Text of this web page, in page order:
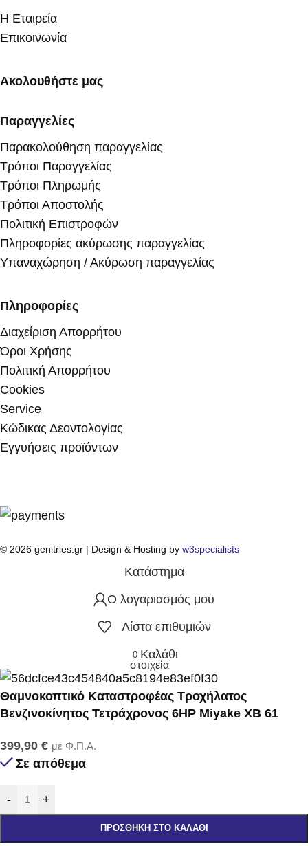
Η Εταιρεία
Επικοινωνία
Ακολουθήστε μας
Παραγγελίες
Παρακολούθηση παραγγελίας
Τρόποι Παραγγελίας
Τρόποι Πληρωμής
Τρόποι Αποστολής
Πολιτική Επιστροφών
Πληροφορίες ακύρωσης παραγγελίας
Υπαναχώρηση / Ακύρωση παραγγελίας
Πληροφορίες
Διαχείριση Απορρήτου
Όροι Χρήσης
Πολιτική Απορρήτου
Cookies
Service
Κώδικας Δεοντολογίας
Εγγυήσεις προϊόντων
© 2026 genitries.gr | Design & Hosting by w3specialists
Κατάστημα
Ο λογαριασμός μου
Λίστα επιθυμιών
0
στοιχεία
Καλάθι
Θαμνοκοπτικό Καταστροφέας Τροχήλατος
Βενζινοκίνητος Τετράχρονος 6HP Miyake XB 61
399,90 € με Φ.Π.Α.
Σε απόθεμα
- +
ΠΡΟΣΘΉΚΗ ΣΤΟ ΚΑΛΆΘΙ